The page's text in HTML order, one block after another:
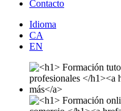
Contacto
Idioma
CA
EN